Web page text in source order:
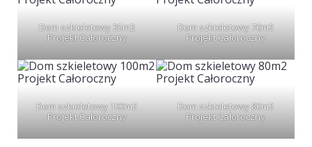
Dom szkieletowy 35m2
Projekt Całoroczny
Dom szkieletowy 70m2
Projekt Całoroczny
Dom szkieletowy 100m2
Projekt Całoroczny
Dom szkieletowy 80m2
Projekt Całoroczny